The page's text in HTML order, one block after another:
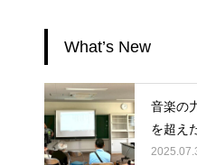
What’s New
音楽の
を超え
ンに、